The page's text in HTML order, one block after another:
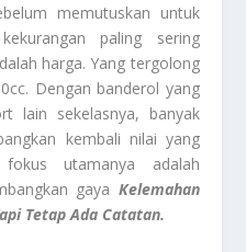
memutuskan untuk
paling sering
harga. Yang tergolong
Dengan banderol yang
lain sekelasnya, banyak
kembali nilai yang
utamanya adalah
gaya Kelemahan
Tetap Ada Catatan.